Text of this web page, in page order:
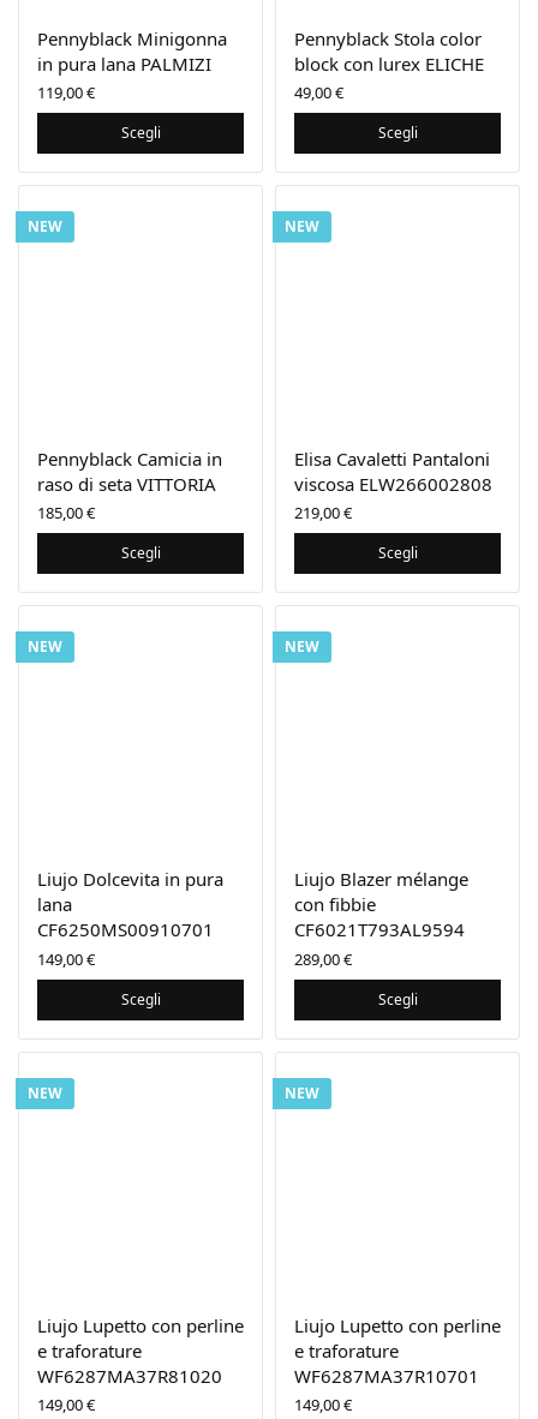
Pennyblack Minigonna
in pura lana PALMIZI
119,00€
Scegli
Pennyblack Stola color
block con lurex ELICHE
49,00€
Scegli
NEW
Pennyblack Camicia in
raso di seta VITTORIA
185,00€
Scegli
NEW
Elisa Cavaletti Pantaloni
viscosa ELW266002808
219,00€
Scegli
NEW
Liujo Dolcevita in pura
lana
CF6250MS00910701
149,00€
Scegli
NEW
Liujo Blazer mélange
con fibbie
CF6021T793AL9594
289,00€
Scegli
NEW
Liujo Lupetto con perline
e traforature
WF6287MA37R81020
149,00€
NEW
Liujo Lupetto con perline
e traforature
WF6287MA37R10701
149,00€